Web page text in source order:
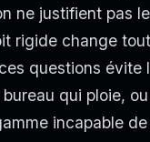
ne justifient pas
rigide change
questions
qui ploie,
incapable